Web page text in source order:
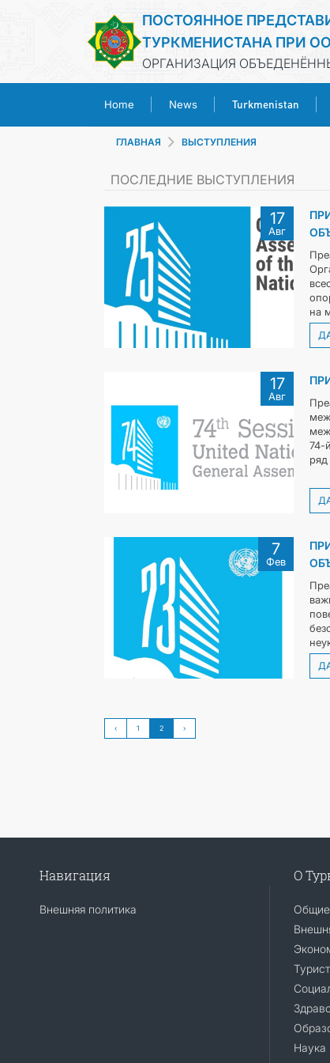
ПОСТОЯННОЕ
ТУРКМЕНИСТАНА ПРИ
ОРГАНИЗАЦИЯ
Home News Turkmenistan
ГЛАВНАЯ ВЫСТУПЛЕНИЯ
ПОСЛЕДНИЕ ВЫСТУПЛЕНИЯ
17
Авг
на
17
Авг
74-
7
Фев
‹ 1 2 ›
Навигация
Внешняя политика
О
Общие
Наука